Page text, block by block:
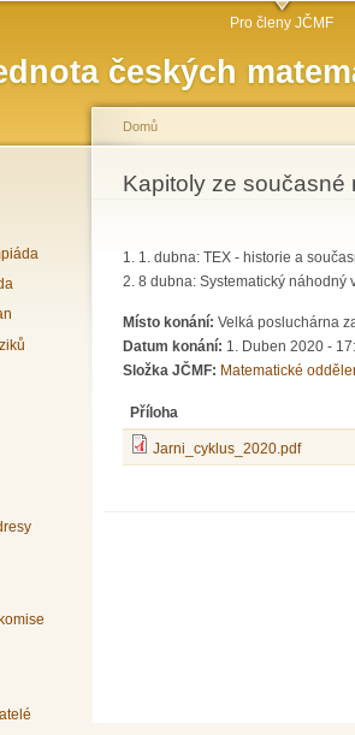
českých
Pro členy JČMF
Jste zde
Domů
Kapitoly ze současné
1. 1. dubna: TEX - historie a
2. 8 dubna: Systematický náhodný
Místo konání: Velká posluchárna
Datum konání: 1. Duben 2020 -
Složka JČMF: Matematické
Příloha
Jarni_cyklus_2020.pdf